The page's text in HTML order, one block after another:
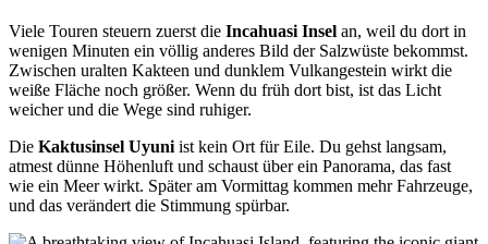
Viele Touren steuern zuerst die Incahuasi Insel an, weil du dort in
wenigen Minuten ein völlig anderes Bild der Salzwüste bekommst.
Zwischen uralten Kakteen und dunklem Vulkangestein wirkt die
weiße Fläche noch größer. Wenn du früh dort bist, ist das Licht
weicher und die Wege sind ruhiger.
Die Kaktusinsel Uyuni ist kein Ort für Eile. Du gehst langsam,
atmest dünne Höhenluft und schaust über ein Panorama, das fast
wie ein Meer wirkt. Später am Vormittag kommen mehr Fahrzeuge,
und das verändert die Stimmung spürbar.